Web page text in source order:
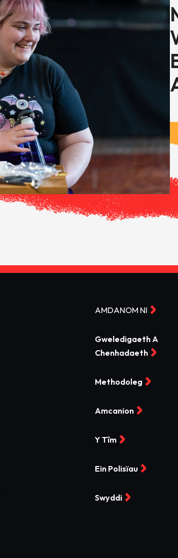
AMDANOM NI
Gweledigaeth A
Chenhadaeth
Methodoleg
Amcanion
Y Tîm
Ein Polisïau
Swyddi